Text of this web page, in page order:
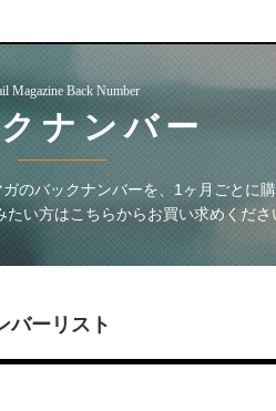
Magazine Back Number
ナンバー
ガのバックナンバーを、1ヶ月ごとに
い方はこちらからお買い求めくださ
バーリスト